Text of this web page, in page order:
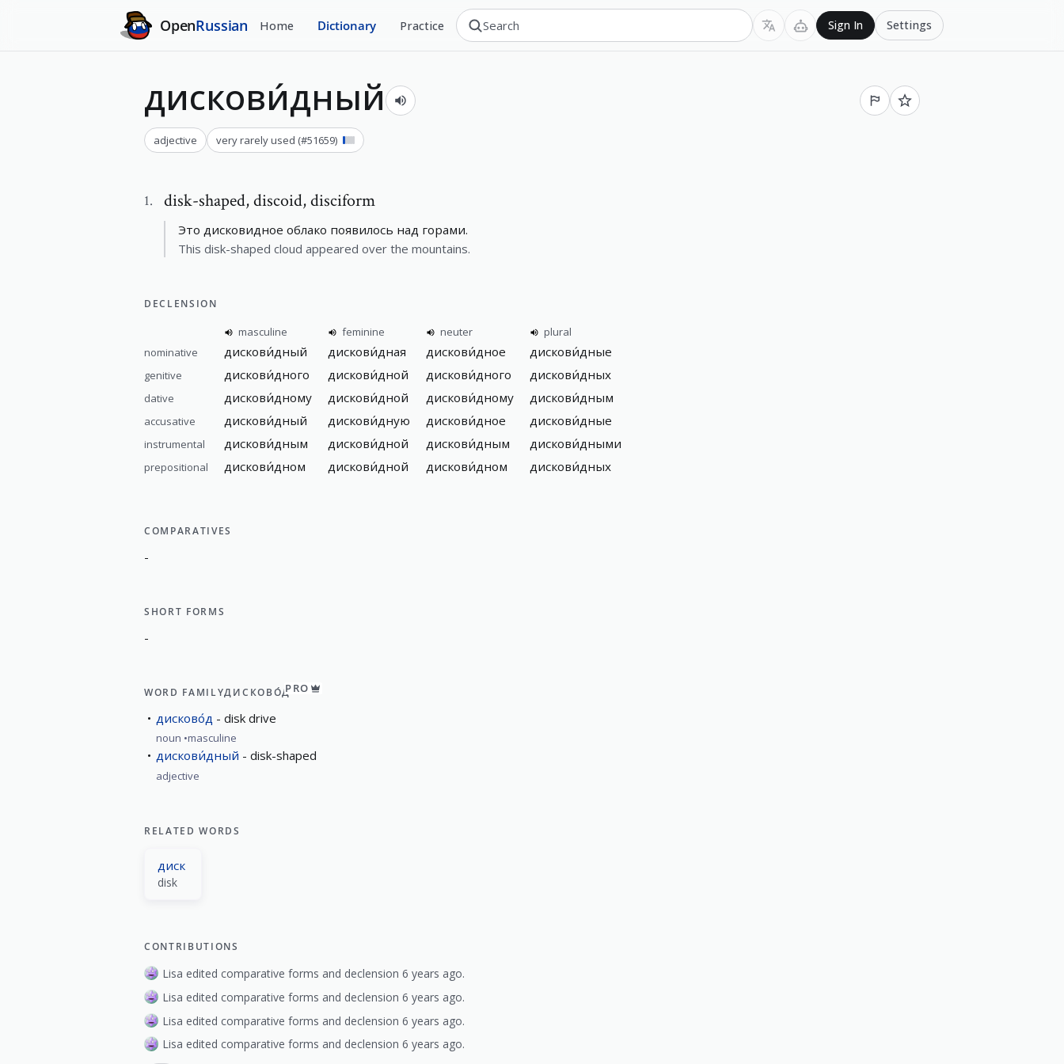
OpenRussian Home Dictionary Practice Sign In Settings
дискови́дный
adjective very rarely used (#51659)
1. disk-shaped,discoid, disciform
Это дисковидное облако появилось над горами.
This disk-shaped cloud appeared over the mountains.
DECLENSION
masculine feminine neuter
plural
nominative
дискови́дный дискови́дная дискови́дное дискови́дные
genitive дискови́дного дискови́дной дискови́дного дискови́дных
dative дискови́дному дискови́дной дискови́дному дискови́дным
accusative дискови́дный дискови́дную дискови́дное дискови́дные
instrumental дискови́дным дискови́дной дискови́дным дискови́дными
prepositional дискови́дном дискови́дной дискови́дном дискови́дных
COMPARATIVES
-
SHORT FORMS
-
WORD FAMILYДИСКОВО́ДPRO
дисково́д disk drive
noun masculine
дискови́дный disk-shaped
adjective
RELATED WORDS
диск
disk
CONTRIBUTIONS
Lisa edited comparative forms and declension 6 years ago.
Lisa edited comparative forms and declension 6 years ago.
Lisa edited comparative forms and declension 6 years ago.
Lisa edited comparative forms and declension 6 years ago.